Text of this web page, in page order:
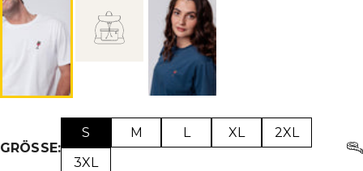
GRÖSSE:
S M L XL
2XL
3XL